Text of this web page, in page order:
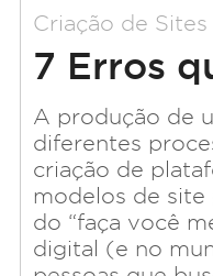
Criação de Sites
7 Erros
A produção de
diferentes
criação de
modelos de site
do “faça você
digital (e no